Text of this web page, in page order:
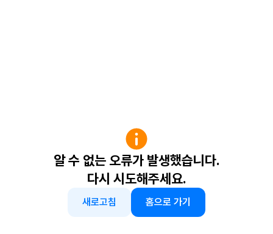
알 수 없는 오류가 발생했습니다.
다시 시도해주세요.
새로고침 홈으로 가기